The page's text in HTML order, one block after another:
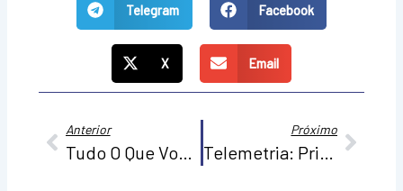
Telegram Facebook
X Email
Anterior Próximo